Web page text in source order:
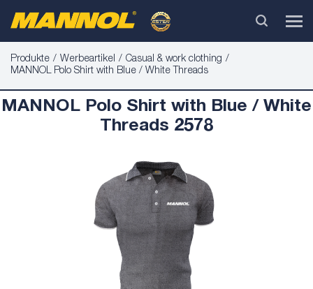
Produkte Werbeartikel
Casual & work clothing
MANNOL Polo Shirt with Blue / White Threads
MANNOL Polo Shirt with Blue / White
Threads 2578